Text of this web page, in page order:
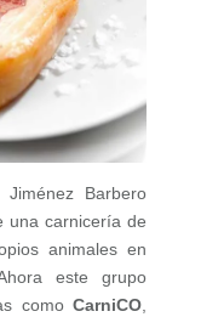
Barbero
una carnicería de
animales en
este grupo
comoCarniCO